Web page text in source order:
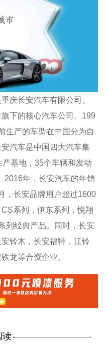
庆长安汽车有限公司。
下的核心汽车公司。199
生产的车型在中国分为自
汽车是中国四大汽车集
基地，35个车辆和发动
2016年，长安汽车的年销
，长安品牌用户超过1600
系列，伊东系列，悦翔
列经典产品。同时，长安
铃木，长安福特，江铃
龙等合资企业。
读